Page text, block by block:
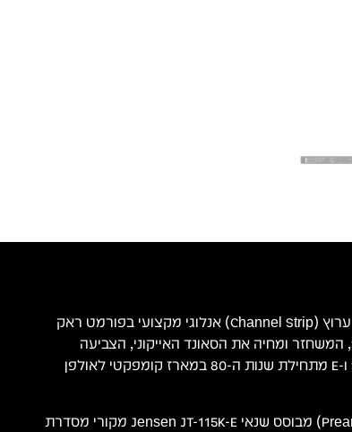
הוא פרוססור ערוץ (Channel Strip) אנלוגי מקצועי בפורמט ראק
(19″ 1U) מבית Solid State Logic, המשחזר ומחיה את הסאונד האייקוני, הצביעה
והפאנץ' של קונסולות SL 4000 B ו-E מתחילת שנות ה-80 במארז קומפקטי לאולפן
היחידה מצוידת בקדם-מגבר (Preamp) מבוסס שנאי Jensen JT-115K-E מקורי מסדרת